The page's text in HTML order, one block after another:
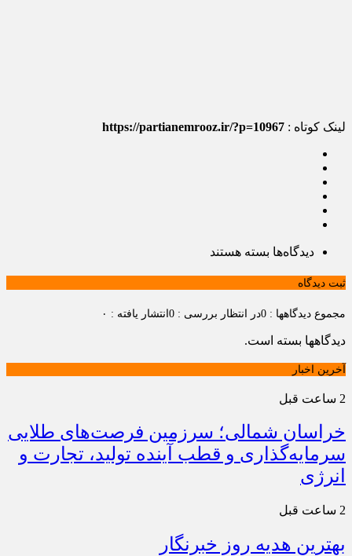
لینک کوتاه : https://partianemrooz.ir/?p=10967
دیدگاه‌ها برای
بسته هستند
ثبت دیدگاه
مجموع دیدگاهها : 0 در انتظار بررسی : 0 انتشار یافته : ۰
دیدگاهها بسته است.
آخرین اخبار
2 ساعت قبل
خراسان شمالی؛ سرزمین فرصت‌های طلایی
سرمایه‌گذاری و قطب آینده تولید، تجارت و
انرژی
2 ساعت قبل
بهترین هدیه روز خبرنگار